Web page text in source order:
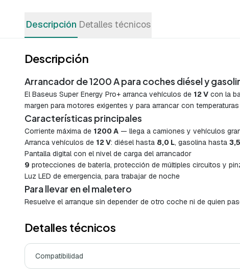
Descripción Detalles técnicos
Descripción
Arrancador de 1200 A para coches diésel y
El Baseus Super Energy Pro+ arranca vehículos de 12 V con la
margen para motores exigentes y para arrancar con
Características principales
Corriente máxima de 1200 A — llega a camiones y vehículos
Arranca vehículos de 12 V: diésel hasta 8,0 L, gasolina hasta
Pantalla digital con el nivel de carga del arrancador
9 protecciones de batería, protección de múltiples circuitos y
Luz LED de emergencia, para trabajar de noche
Para llevar en el maletero
Resuelve el arranque sin depender de otro coche ni de quien
Detalles técnicos
Compatibilidad